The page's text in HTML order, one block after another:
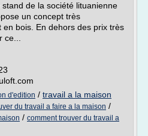
de la société lituanienne
un concept très
en bois. En dehors des prix très
d'edition / travail a la maison
du travail a faire a la maison /
/ comment trouver du travail a